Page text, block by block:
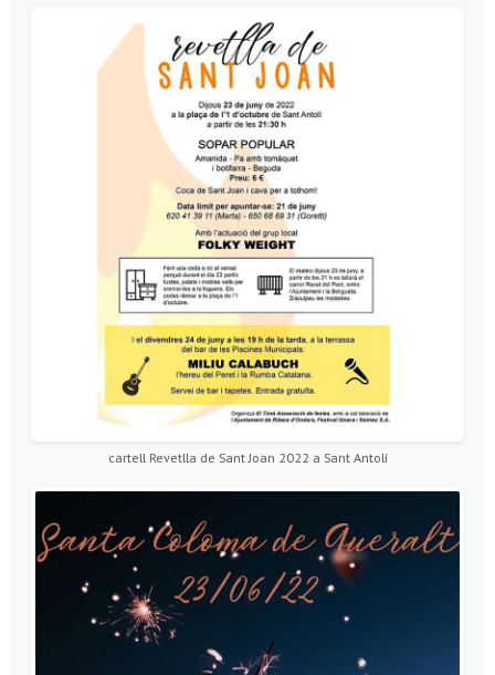
cartell Revetlla de Sant Joan 2022 a Sant Antolí